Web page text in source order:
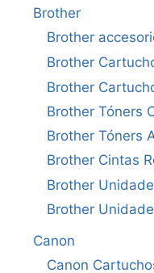
Brother
Brother
Brother
Brother
Brother Tóners
Brother Tóners
Brother Cintas
Brother
Brother
Canon
Canon